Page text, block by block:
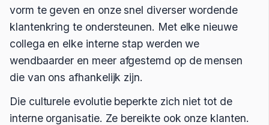
vorm te geven en onze snel diverser wordende
klantenkring te ondersteunen. Met elke nieuwe
collega en elke interne stap werden we
wendbaarder en meer afgestemd op de mensen
die van ons afhankelijk zijn.
Die culturele evolutie beperkte zich niet tot de
interne organisatie. Ze bereikte ook onze klanten.